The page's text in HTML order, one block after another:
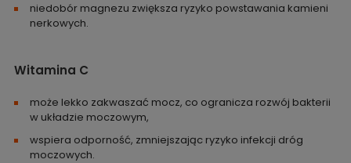
niedobór magnezu zwiększa ryzyko powstawania kamieni
nerkowych.
Witamina C
może lekko zakwaszać mocz, co ogranicza rozwój bakterii
w układzie moczowym,
wspiera odporność, zmniejszając ryzyko infekcji dróg
moczowych.